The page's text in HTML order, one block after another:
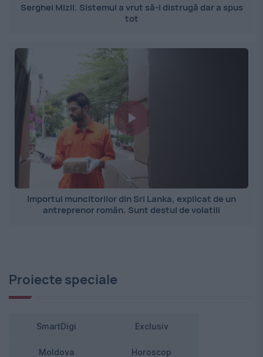
Serghei Mizil. Sistemul a vrut să-l distrugă dar a spus
tot
Importul muncitorilor din Sri Lanka, explicat de un
antreprenor român. Sunt destul de volatili
Proiecte speciale
SmartDigi Exclusiv
Moldova Horoscop